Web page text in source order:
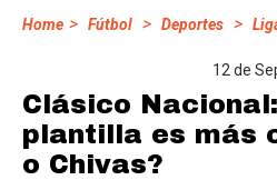
Home > Fútbol > Deportes >
12 de
Clásico
plantilla es más
o Chivas?